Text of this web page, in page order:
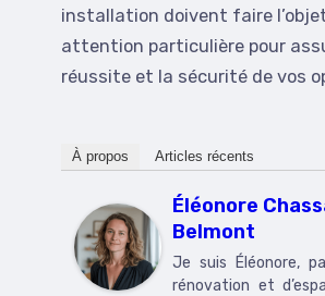
installation doivent faire
attention particulière pour
réussite et la sécurité de vos
À propos Articles récents
Éléonore
Belmont
Je suis Éléonore,
rénovation et